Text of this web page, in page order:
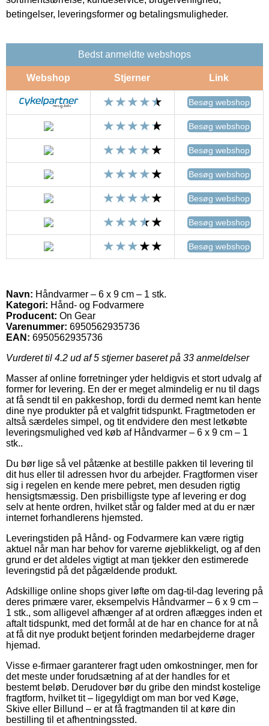
betingelser, leveringsformer og betalingsmuligheder.
Bedst anmeldte webshops
Webshop Stjerner Link
Besøg webshop
Besøg webshop
Besøg webshop
Besøg webshop
Besøg webshop
Besøg webshop
Besøg webshop
Navn: Håndvarmer – 6 x 9 cm – 1 stk.
Kategori: Hånd- og Fodvarmere
Producent: On Gear
Varenummer: 6950562935736
EAN: 6950562935736
Vurderet til 4.2 ud af 5 stjerner baseret på 33 anmeldelser
Masser af online forretninger yder heldigvis et stort udvalg af
former for levering. En der er meget almindelig er nu til dags
at få sendt til en pakkeshop, fordi du dermed nemt kan hente
dine nye produkter på et valgfrit tidspunkt. Fragtmetoden er
altså særdeles simpel, og tit endvidere den mest letkøbte
leveringsmulighed ved køb af Håndvarmer – 6 x 9 cm – 1
stk..
Du bør lige så vel påtænke at bestille pakken til levering til
dit hus eller til adressen hvor du arbejder. Fragtformen viser
sig i regelen en kende mere pebret, men desuden rigtig
hensigtsmæssig. Den prisbilligste type af levering er dog
selv at hente ordren, hvilket står og falder med at du er nær
internet forhandlerens hjemsted.
Leveringstiden på Hånd- og Fodvarmere kan være rigtig
aktuel når man har behov for varerne øjeblikkeligt, og af den
grund er det aldeles vigtigt at man tjekker den estimerede
leveringstid på det pågældende produkt.
Adskillige online shops giver løfte om dag-til-dag levering på
deres primære varer, eksempelvis Håndvarmer – 6 x 9 cm –
1 stk., som alligevel afhænger af at ordren aflægges inden et
aftalt tidspunkt, med det formål at de har en chance for at nå
at få dit nye produkt betjent forinden medarbejderne drager
hjemad.
Visse e-firmaer garanterer fragt uden omkostninger, men for
det meste under forudsætning af at der handles for et
bestemt beløb. Derudover bør du gribe den mindst kostelige
fragtform, hvilket tit – ligegyldigt om man bor ved Køge,
Skive eller Billund – er at få fragtmanden til at køre din
bestilling til et afhentningssted.